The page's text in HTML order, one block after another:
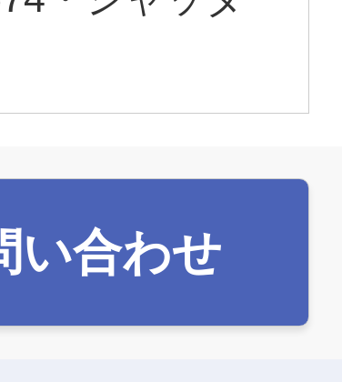
い合わせ